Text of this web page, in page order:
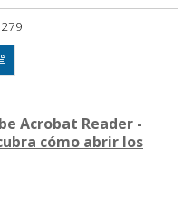
Acrobat Reader -
cómo abrir los